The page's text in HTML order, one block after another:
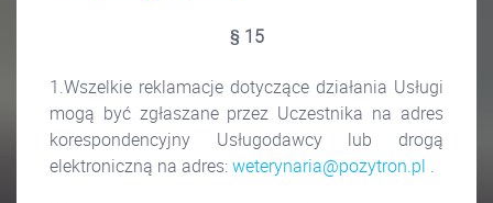
§ 15
1.Wszelkie reklamacje dotyczące działania Usługi
mogą być zgłaszane przez Uczestnika na adres
korespondencyjny Usługodawcy lub drogą
elektroniczną na adres:weterynaria@pozytron.pl .